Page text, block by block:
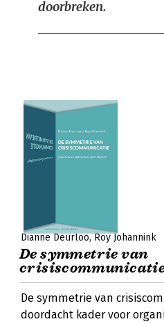
doorbreken.
Dianne Deurloo Roy Johannink
De symmetrie van
De symmetrie van
doordacht kader voor